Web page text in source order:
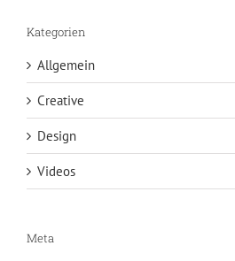
Kategorien
Allgemein
Creative
Design
Videos
Meta